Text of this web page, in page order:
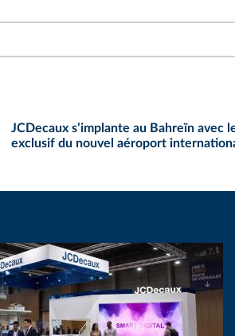
JCDecaux s’implante au Bahreïn avec
exclusif du nouvel aéroport